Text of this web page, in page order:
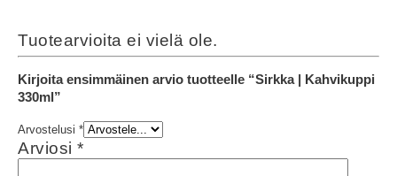
Tuotearvioita ei vielä ole.
Kirjoita ensimmäinen arvio tuotteelle “Sirkka | Kahvikuppi
330ml”
Arvostelusi *
Arviosi *